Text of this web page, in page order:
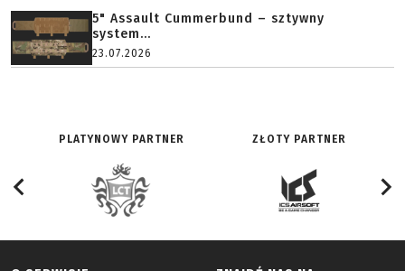
5" Assault Cummerbund – sztywny
system...
23.07.2026
PLATYNOWY PARTNER ZŁOTY PARTNER